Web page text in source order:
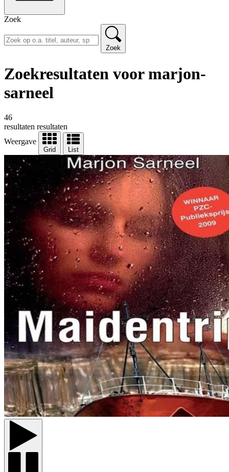
Zoek
Zoek
Zoekresultaten voor marjon-
sarneel
46
resultaten resultaten
Weergave
Grid List